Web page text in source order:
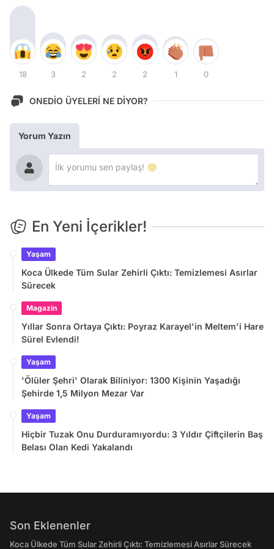
18 3 2 2 2 1 0
ONEDİO ÜYELERİ NE DİYOR?
Yorum Yazın
En Yeni İçerikler!
Yaşam
Koca Ülkede Tüm Sular Zehirli Çıktı: Temizlemesi Asırlar
Sürecek
Magazin
Yıllar Sonra Ortaya Çıktı: Poyraz Karayel'in Meltem'i Hare
Sürel Evlendi!
Yaşam
'Ölüler Şehri' Olarak Biliniyor: 1300 Kişinin Yaşadığı
Şehirde 1,5 Milyon Mezar Var
Yaşam
Hiçbir Tuzak Onu Durduramıyordu: 3 Yıldır Çiftçilerin Baş
Belası Olan Kedi Yakalandı
Son Eklenenler
Koca Ülkede Tüm Sular Zehirli Çıktı: Temizlemesi Asırlar Sürecek